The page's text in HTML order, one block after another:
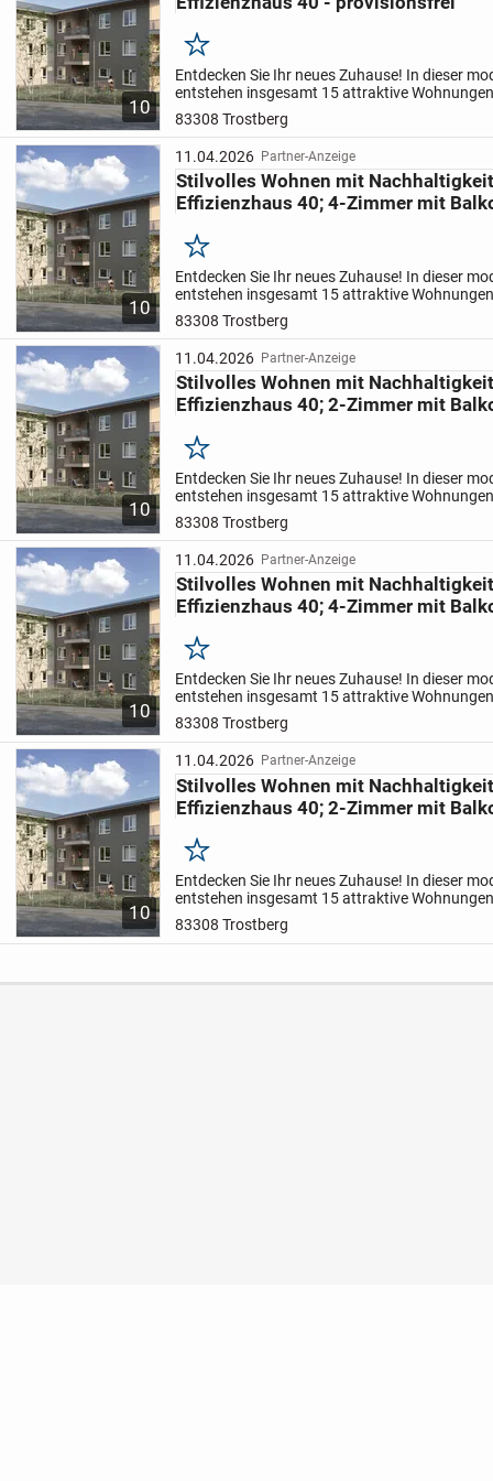
Raum für Austausch und Familienleben.
Die Stellplätze für Fahrzeuge sind bequem über zwei
Insgesamt stehen 23 Parkmöglichkeiten zur Verfügung,
Plätze in einem modernen Carport sowie in einer offenen
Satteldach. Ergänzend gibt es acht weitere
und Freiplatz à 8.500,-) Die stabile Bauweise aus Stahl,
Mauerwerk gewährleistet eine hohe Langlebigkeit und ist
Elektromobilität vorbereitet.
Die hochwertige Ausstattung der Immobilie ist
teilweise unterkellerter Bau mit Beton- und
klassisches Satteldach mit Ziegeleindeckung sorgen für
Für ein effizientes und angenehmes Wohnklima sorgen
sowie eine Photovoltaikanlage zur Unterstützung des
wird dies durch dreifach verglaste Wärmeschutzfenster,
und Raffstores sowie zentrale Lüftungsanlagen innerhalb
Wohnungen und eine separate Kellerlüftung.
Die Innenausstattung umfasst hochwertige Holz- und
moderne Sanitäreinrichtungen, inklusive zusätzlicher
Bädern. Großzügige Terrassen mit Gartenanteil im
Balkone in den oberen Etagen bieten attraktive
Abgerundet wird das Gesamtbild durch eine
und eine moderne Telekommunikations- und
10
Merken
Entdecken Sie Ihr neues Zuhause! In dieser
entstehen insgesamt 15 attraktive
und Wohnflächen zwischen ca. 54 m² und ca.
liegt in...
83308 Trostberg
10
11.04.2026 Partner-Anzeige
Stilvolles Wohnen mit
Effizienzhaus 40; 4-Zimmer mit
Merken
Entdecken Sie Ihr neues Zuhause! In dieser
entstehen insgesamt 15 attraktive
und Wohnflächen zwischen ca. 54 m² und ca.
liegt in...
83308 Trostberg
10
11.04.2026 Partner-Anzeige
Stilvolles Wohnen mit
Effizienzhaus 40; 2-Zimmer mit
Merken
Entdecken Sie Ihr neues Zuhause! In dieser
entstehen insgesamt 15 attraktive
und Wohnflächen zwischen ca. 54 m² und ca.
liegt in...
83308 Trostberg
10
11.04.2026 Partner-Anzeige
Stilvolles Wohnen mit
Effizienzhaus 40; 4-Zimmer mit
Merken
Entdecken Sie Ihr neues Zuhause! In dieser
entstehen insgesamt 15 attraktive
und Wohnflächen zwischen ca. 54 m² und ca.
liegt in...
83308 Trostberg
10
11.04.2026 Partner-Anzeige
Stilvolles Wohnen mit
Effizienzhaus 40; 2-Zimmer mit
Merken
Entdecken Sie Ihr neues Zuhause! In dieser
entstehen insgesamt 15 attraktive
und Wohnflächen zwischen ca. 54 m² und ca.
liegt in...
83308 Trostberg